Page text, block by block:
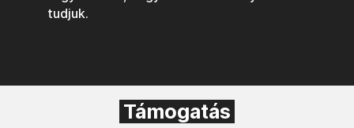
tudjuk.
Támogatás